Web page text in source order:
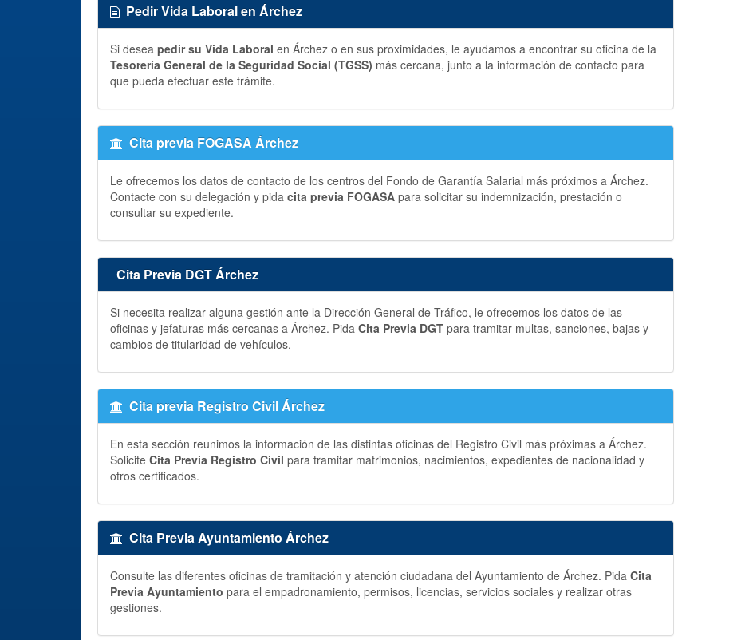
Pedir Vida Laboral en Árchez
Si desea pedir su Vida Laboral en Árchez o en sus proximidades, le ayudamos a encontrar su oficina de la
Tesorería General de la Seguridad Social (TGSS) más cercana, junto a la información de contacto para
que pueda efectuar este trámite.
Cita previa FOGASA Árchez
Le ofrecemos los datos de contacto de los centros del Fondo de Garantía Salarial más próximos a Árchez.
Contacte con su delegación y pida cita previa FOGASA para solicitar su indemnización, prestación o
consultar su expediente.
Cita Previa DGT Árchez
Si necesita realizar alguna gestión ante la Dirección General de Tráfico, le ofrecemos los datos de las
oficinas y jefaturas más cercanas a Árchez. Pida Cita Previa DGT para tramitar multas, sanciones, bajas y
cambios de titularidad de vehículos.
Cita previa Registro Civil Árchez
En esta sección reunimos la información de las distintas oficinas del Registro Civil más próximas a Árchez.
Solicite Cita Previa Registro Civil para tramitar matrimonios, nacimientos, expedientes de nacionalidad y
otros certificados.
Cita Previa Ayuntamiento Árchez
Consulte las diferentes oficinas de tramitación y atención ciudadana del Ayuntamiento de Árchez. Pida Cita
Previa Ayuntamiento para el empadronamiento, permisos, licencias, servicios sociales y realizar otras
gestiones.